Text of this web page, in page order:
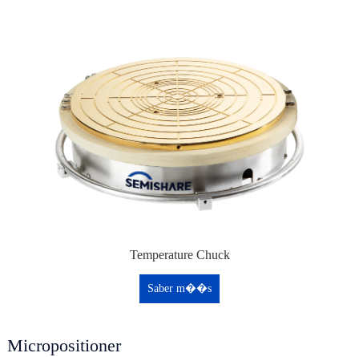
Temperature Chuck
Saber m��s
Micropositioner